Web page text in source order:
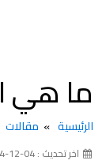
هي
مقالات ما
تحديث : 04-12-2024